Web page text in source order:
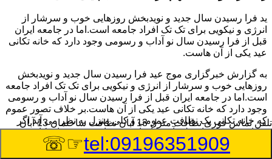
ید فرا رسیدن سال جدید و نویدبخش روزهایی خوب و سرشار از
انرژی و نیکویی برای تک تک افراد جامعه است.اما در جامعه ایران
قبل از فرا رسیدن سال نو آداب و رسومی وجود دارد که خانه تکانی
عید یکی از آن هاست.
به گزارش خبرگزاری موج عید فرا رسیدن سال جدید و نویدبخش
روزهایی خوب و سرشار از انرژی و نیکویی برای تک تک افراد جامعه
است.اما در جامعه ایران قبل از فرا رسیدن سال نو آداب و رسومی
وجود دارد که خانه تکانی عید یکی از آن هاست.بر خلاف تصور عموم
که خانه تکانی یک نظافت عمومی و کلی منزل به نظر می آید اگر
بخواهیم به طور اصولی آن را انجام دهیم باید به برخی از نکات توجه
بیشتر داشته باشیم.
تلفن تماس فورینظافت منزل 13 آبان نظافت ساختمان 13 آبان
tel:09196351909
☞☏